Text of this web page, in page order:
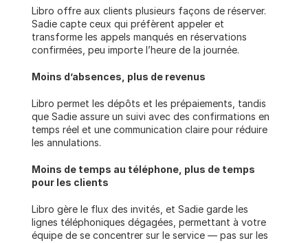
Libro offre aux clients plusieurs façons de réserver.
Sadie capte ceux qui préfèrent appeler et
transforme les appels manqués en réservations
confirmées, peu importe l’heure de la journée.
Moins d’absences, plus de revenus
Libro permet les dépôts et les prépaiements, tandis
que Sadie assure un suivi avec des confirmations en
temps réel et une communication claire pour réduire
les annulations.
Moins de temps au téléphone, plus de temps
pour les clients
Libro gère le flux des invités, et Sadie garde les
lignes téléphoniques dégagées, permettant à votre
équipe de se concentrer sur le service — pas sur les